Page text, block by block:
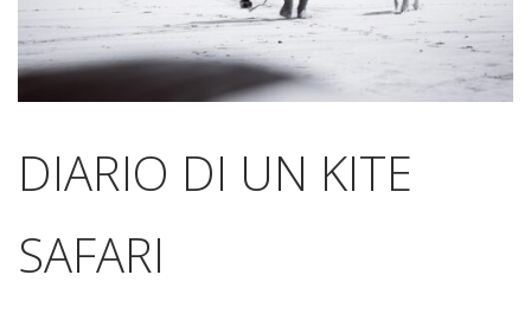
DIARIO DI UN KITE
SAFARI